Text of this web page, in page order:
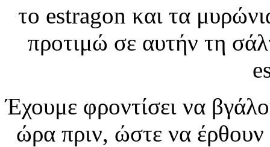
το estragon και τα
προτιμώ σε αυτήν τη
Έχουμε φροντίσει να
ώρα πριν, ώστε να έρθουν